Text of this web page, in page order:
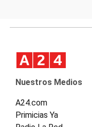
Nuestros Medios
A24.com
Primicias Ya